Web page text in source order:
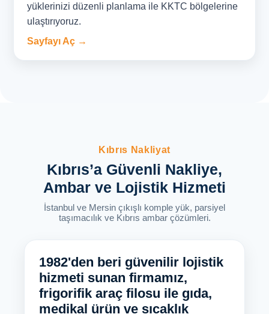
yüklerinizi düzenli planlama ile KKTC bölgelerine
ulaştırıyoruz.
Sayfayı Aç →
Kıbrıs Nakliyat
Kıbrıs’a Güvenli Nakliye,
Ambar ve Lojistik Hizmeti
İstanbul ve Mersin çıkışlı komple yük, parsiyel
taşımacılık ve Kıbrıs ambar çözümleri.
1982'den beri güvenilir lojistik
hizmeti sunan firmamız,
frigorifik araç filosu ile gıda,
medikal ürün ve sıcaklık